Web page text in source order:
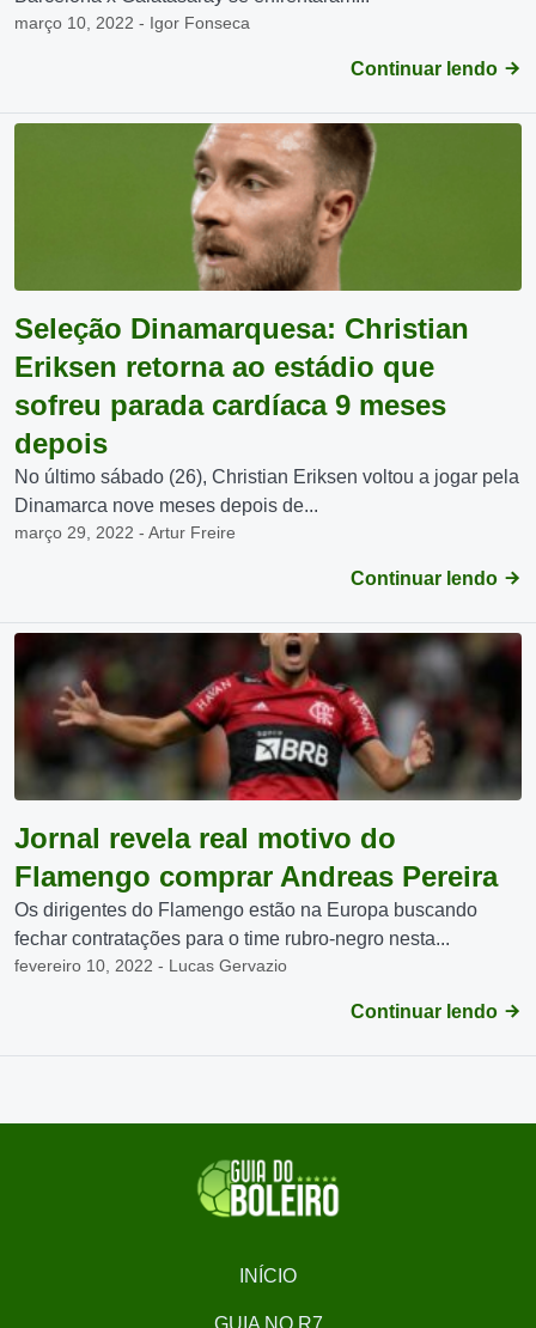
março 10, 2022 - Igor Fonseca
Continuar lendo
Seleção Dinamarquesa: Christian
Eriksen retorna ao estádio que
sofreu parada cardíaca 9 meses
depois
No último sábado (26), Christian Eriksen voltou a jogar pela
Dinamarca nove meses depois de...
março 29, 2022 - Artur Freire
Continuar lendo
Jornal revela real motivo do
Flamengo comprar Andreas Pereira
Os dirigentes do Flamengo estão na Europa buscando
fechar contratações para o time rubro-negro nesta...
fevereiro 10, 2022 - Lucas Gervazio
Continuar lendo
INÍCIO
GUIA NO R7